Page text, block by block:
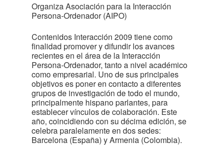
Organiza Asociación para la Interacción
Persona-Ordenador (AIPO)
Contenidos Interacción 2009 tiene como
finalidad promover y difundir los avances
recientes en el área de la Interacción
Persona-Ordenador, tanto a nivel académico
como empresarial. Uno de sus principales
objetivos es poner en contacto a diferentes
grupos de investigación de todo el mundo,
principalmente hispano parlantes, para
establecer vínculos de colaboración. Este
año, coincidiendo con su décima edición, se
celebra paralelamente en dos sedes:
Barcelona (España) y Armenia (Colombia).